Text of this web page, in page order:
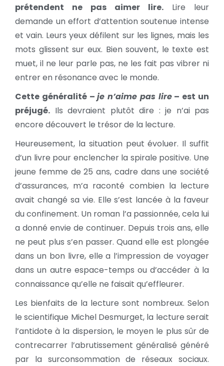
prétendent ne pas aimer lire. Lire leur
demande un effort d’attention soutenue intense
et vain. Leurs yeux défilent sur les lignes, mais les
mots glissent sur eux. Bien souvent, le texte est
muet, il ne leur parle pas, ne les fait pas vibrer ni
entrer en résonance avec le monde.
Cette généralité –je n’aime pas lire– est un
préjugé. Ils devraient plutôt dire : je n’ai pas
encore découvert le trésor de la lecture.
Heureusement, la situation peut évoluer. Il suffit
d’un livre pour enclencher la spirale positive. Une
jeune femme de 25 ans, cadre dans une société
d’assurances, m’a raconté combien la lecture
avait changé sa vie. Elle s’est lancée à la faveur
du confinement. Un roman l’a passionnée, cela lui
a donné envie de continuer. Depuis trois ans, elle
ne peut plus s’en passer. Quand elle est plongée
dans un bon livre, elle a l’impression de voyager
dans un autre espace-temps ou d’accéder à la
connaissance qu’elle ne faisait qu’effleurer.
Les bienfaits de la lecture sont nombreux. Selon
le scientifique Michel Desmurget, la lecture serait
l’antidote à la dispersion, le moyen le plus sûr de
contrecarrer l’abrutissement généralisé généré
par la surconsommation de réseaux sociaux.